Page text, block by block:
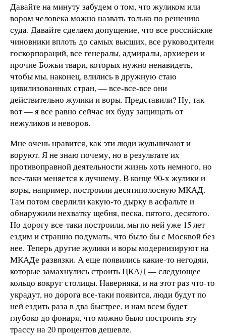
Давайте на минуту забудем о том, что жуликом или
вором человека можно назвать только по решению
суда. Давайте сделаем допущение, что все российские
чиновники вплоть до самых высших, все руководители
госкорпораций, все генералы, адмиралы, архиереи и
прочие Божьи твари, которых нужно ненавидеть,
чтобы мы, наконец, влились в дружную стаю
цивилизованных стран, — все-все-все они
действительно жулики и воры. Представили? Ну, так
вот — я все равно сейчас их буду защищать от
нежуликов и неворов.
Мне очень нравится, как эти люди жульничают и
воруют. Я не знаю почему, но в результате их
противоправной деятельности жизнь хоть немного, но
все-таки меняется к лучшему. В конце 90-х жулики и
воры, например, построили десятиполосную МКАД.
Там потом сверлили какую-то дырку в асфальте и
обнаружили нехватку щебня, песка, пятого, десятого.
Но дорогу все-таки построили, мы по ней уже 15 лет
ездим и страшно подумать, что было бы с Москвой без
нее. Теперь другие жулики и воры модернизируют на
МКАДе развязки. А еще появились какие-то негодяи,
которые замахнулись строить ЦКАД — следующее
кольцо вокруг столицы. Наверняка, и на этот раз что-то
украдут, но дорога все-таки появится, люди будут по
ней ездить раза в два быстрее, и нам всем будет
глубоко до фонаря, что можно было построить эту
трассу на 20 процентов дешевле.